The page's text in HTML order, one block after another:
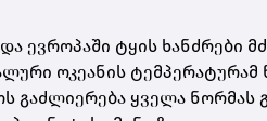
ევროპაში ტყის ხანძრები
ოკეანის ტემპერატურამ
გაძლიერება ყველა ნორმას